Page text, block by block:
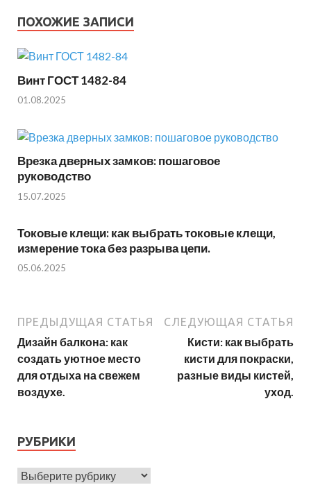
ПОХОЖИЕ ЗАПИСИ
Винт ГОСТ 1482-84
01.08.2025
Врезка дверных замков: пошаговое
руководство
15.07.2025
Токовые клещи: как выбрать токовые клещи,
измерение тока без разрыва цепи.
05.06.2025
ПРЕДЫДУЩАЯ СТАТЬЯ
Дизайн балкона: как
создать уютное место
для отдыха на свежем
воздухе.
СЛЕДУЮЩАЯ СТАТЬЯ
Кисти: как выбрать
кисти для покраски,
разные виды кистей,
уход.
РУБРИКИ